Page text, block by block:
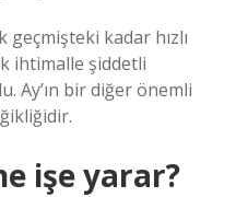
geçmişteki kadar hızlı
ihtimalle şiddetli
Ay’ın bir diğer önemli
işe yarar?